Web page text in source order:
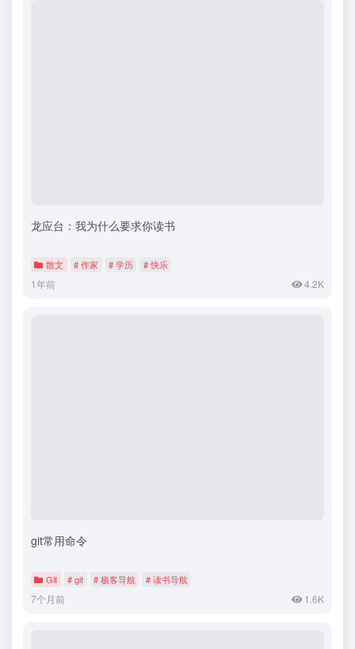
龙应台：我为什么要求你读书
散文 # 作家 # 学历 # 快乐
1年前 4.2K
git常用命令
Git # git # 极客导航 # 读书导航
7个月前 1.6K